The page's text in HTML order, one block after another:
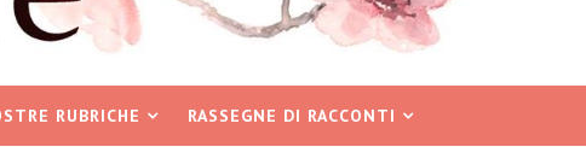
RUBRICHE RASSEGNE DI RACCONTI